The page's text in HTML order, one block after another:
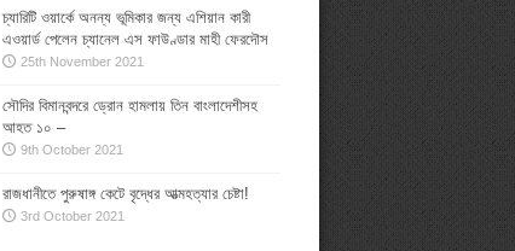
চ্যারিটি ওয়ার্কে অনন্য ভূমিকার জন্য এশিয়ান কারী
এওয়ার্ড পেলেন চ্যানেল এস ফাউণ্ডার মাহী ফেরদৌস
25th November 2021
সৌদির বিমানবন্দরে ড্রোন হামলায় তিন বাংলাদেশীসহ
আহত ১০ –
9th October 2021
রাজধানীতে পুরুষাঙ্গ কেটে বৃদ্ধের আত্মহত্যার চেষ্টা!
3rd October 2021